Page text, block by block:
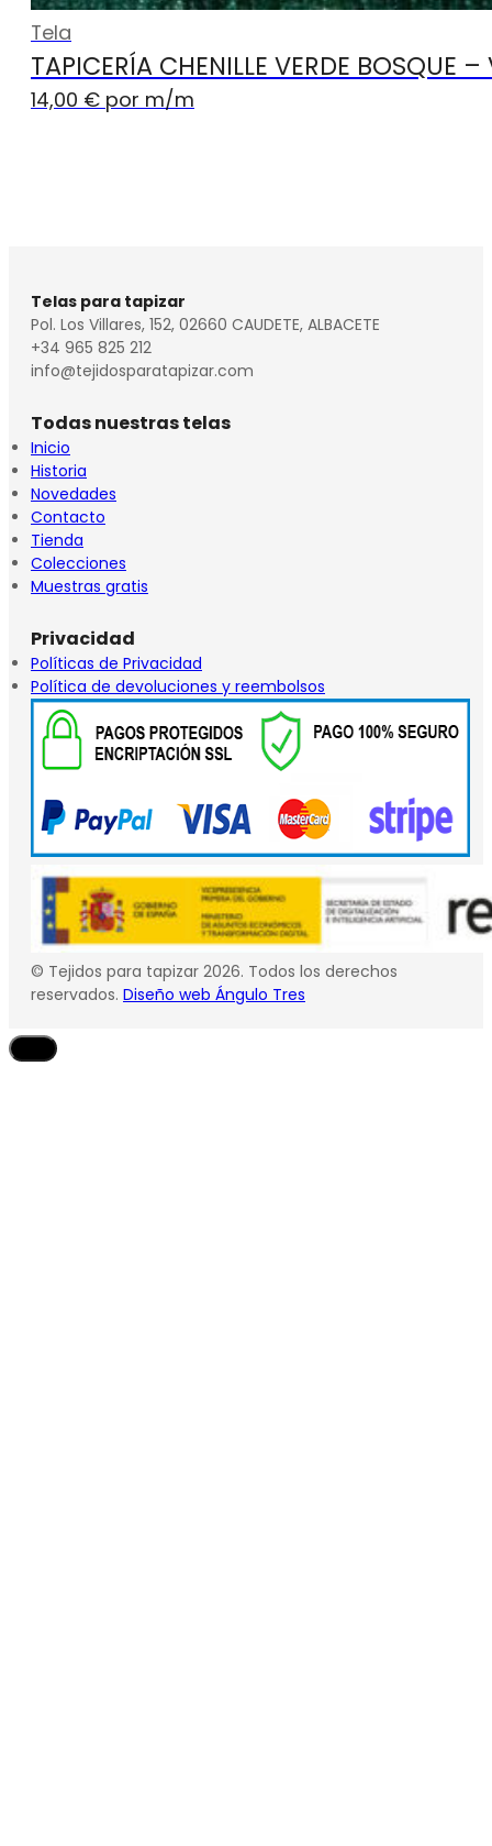
Tela
TAPICERÍA CHENILLE VERDE BOSQUE –
14,00 € por m/m
Telas para tapizar
Pol. Los Villares, 152, 02660 CAUDETE, ALBACETE
+34 965 825 212
info@tejidosparatapizar.com
Todas nuestras telas
Inicio
Historia
Novedades
Contacto
Tienda
Colecciones
Muestras gratis
Privacidad
Políticas de Privacidad
Política de devoluciones y reembolsos
© Tejidos para tapizar 2026. Todos los derechos
reservados. Diseño web Ángulo Tres